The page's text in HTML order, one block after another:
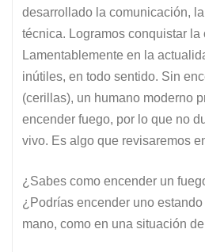
desarrollado la comunicación,
técnica. Logramos conquistar
Lamentablemente en la
inútiles, en todo sentido. Sin
(cerillas), un humano moderno
encender fuego, por lo que no
vivo. Es algo que revisaremos
¿Sabes como encender un
¿Podrías encender uno
mano, como en una situación